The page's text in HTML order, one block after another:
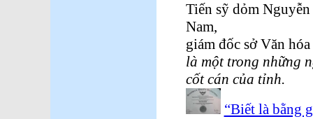
Tiến sỹ dỏm
Nam,
giám đốc sở Văn
là một trong những
cốt cán của tỉnh.
“Biết là bằng